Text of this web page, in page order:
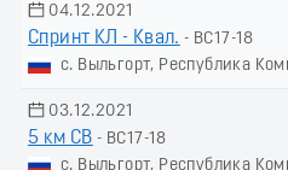
04.12.2021
Спринт КЛ - Квал. - ВС17-18
с. Выльгорт, Республика
03.12.2021
5 км СВ - ВС17-18
с. Выльгорт, Республика